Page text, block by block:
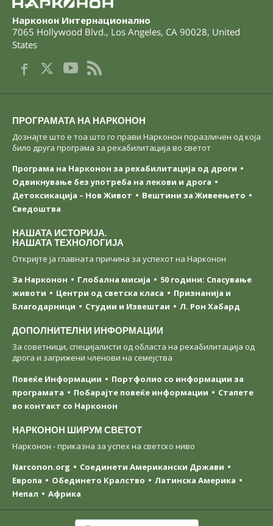
Нарконон Интернационално
7065 Hollywood Blvd., Los Angeles, CA 90028, United
States
ПРОГРАМАТА НА НАРКОНОН
Дознајте што е тоа што го прави Нарконон поразличен од која
било друга програма за рехабилитација во светот
Програма на Нарконон за рехабилитација од дроги
Одвикнување без употреба на лекови и дрога
Детоксикација – Нов Живот
Вештини за Живеењетo
Сведоштва
НАШАТА ИСТОРИЈА.
НАШАТА ТЕХНОЛОГИЈА
Откријте ја главната причина за успехот на Нарконон
За Нарконон
Глобална мисија
50 години: Спасување
животи
Центри од светска класa
Признанија и
Благодарници
Студии и Извештаи Л. Рон Хабард
ДОПОЛНИТЕЛНИ ИНФОРМАЦИИ
За советници, специјалисти од областа на рехабилитација од
дрога и загрижени членови на семејства
Повеќе Информации
Портфолио со информации за
програмата
Побарајте повеќе информации
Стапете
во контакт со Нарконон
НАРКОНОН ШИРУМ СВЕТОТ
Нарконон - приказна за успех на светско ниво
Narconon.org
Соединети Американски Држави
Европа
Обединето Кралство
Латинска Америка
Непал
Африка